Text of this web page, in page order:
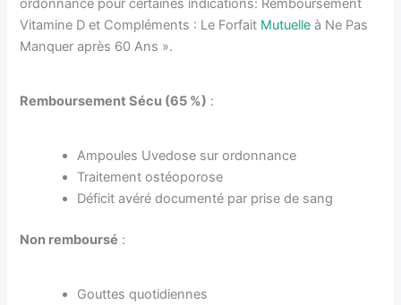
ordonnance pour certaines indications: Remboursement
Vitamine D et Compléments : Le Forfait Mutuelle à Ne Pas
Manquer après 60 Ans ».
Remboursement Sécu (65 %) :
Ampoules Uvedose sur ordonnance
Traitement ostéoporose
Déficit avéré documenté par prise de sang
Non remboursé :
Gouttes quotidiennes